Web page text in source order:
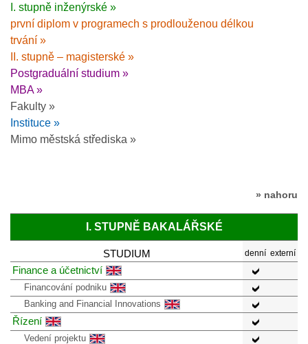
I. stupně inženýrské »
první diplom v programech s prodlouženou délkou
trvání »
II. stupně – magisterské »
Postgraduální studium »
MBA »
Fakulty »
Instituce »
Mimo městská střediska »
» nahoru
I. STUPNĚ BAKALÁŘSKÉ
STUDIUM denní externí
Finance a účetnictví
Financování podniku
Banking and Financial Innovations
Řízení
Vedení projektu